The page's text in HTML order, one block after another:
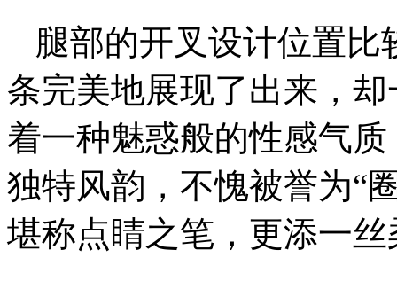
腿部的开叉设计位置
条完美地展现了出来，
着一种魅惑般的性感气
独特风韵，不愧被誉为“
堪称点睛之笔，更添一